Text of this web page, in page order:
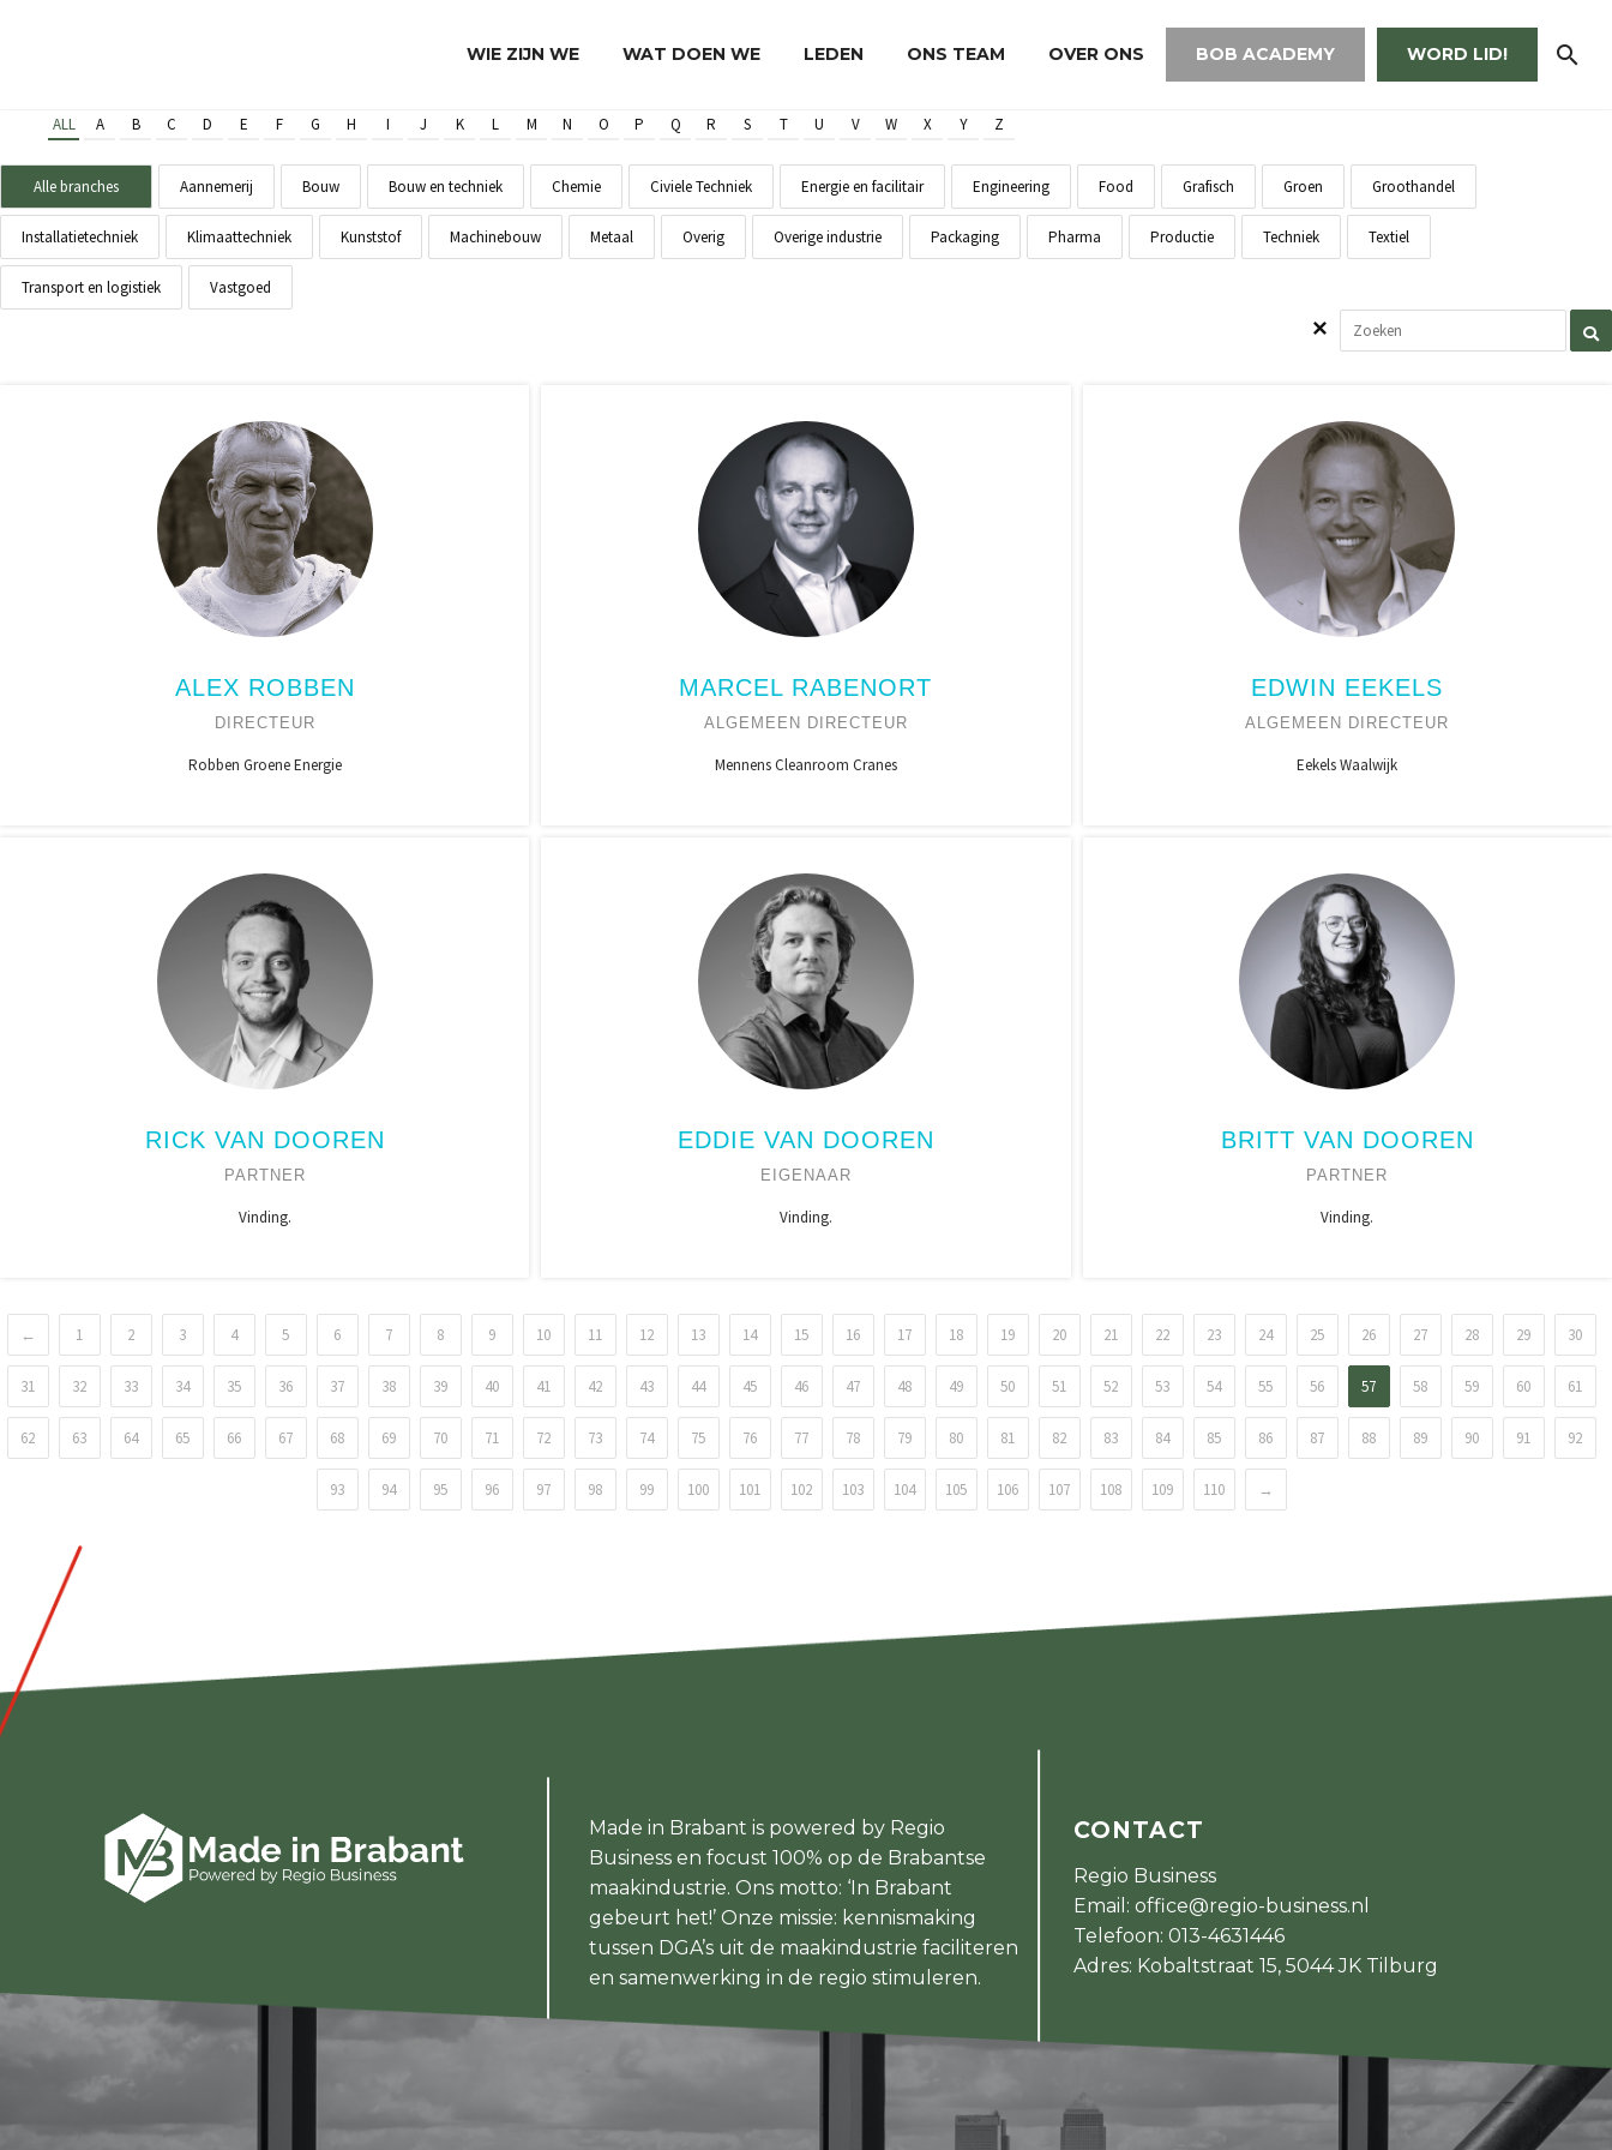
WIE ZIJN WE WAT DOEN WE LEDEN ONS TEAM OVER ONS BOB ACADEMY WORD LID!
ALL A B C D E F G H I J K L M N O P Q R S T U V W X Y Z
Alle branches Aannemerij Bouw Bouw en techniek Chemie Civiele Techniek Energie en facilitair Engineering Food Grafisch Groen Groothandel
Installatietechniek Klimaattechniek Kunststof Machinebouw Metaal Overig Overige industrie Packaging Pharma Productie Techniek Textiel
Transport en logistiek Vastgoed
ALEX ROBBEN
DIRECTEUR
Robben Groene Energie
MARCEL RABENORT
ALGEMEEN DIRECTEUR
Mennens Cleanroom Cranes
EDWIN EEKELS
ALGEMEEN DIRECTEUR
Eekels Waalwijk
RICK VAN DOOREN
PARTNER
Vinding.
EDDIE VAN DOOREN
EIGENAAR
Vinding.
BRITT VAN DOOREN
PARTNER
Vinding.
← 1 2 3 4 5 6 7 8 9 10 11 12 13 14 15 16 17 18 19 20 21 22 23 24 25 26 27 28 29 30
31 32 33 34 35 36 37 38 39 40 41 42 43 44 45 46 47 48 49 50 51 52 53 54 55 56 57 58 59 60 61
62 63 64 65 66 67 68 69 70 71 72 73 74 75 76 77 78 79 80 81 82 83 84 85 86 87 88 89 90 91 92
93 94 95 96 97 98 99 100 101 102 103 104 105 106 107 108 109 110 →
Made in Brabant is powered by Regio
Business en focust 100% op de Brabantse
maakindustrie. Ons motto: ‘In Brabant
gebeurt het!’ Onze missie: kennismaking
tussen DGA’s uit de maakindustrie faciliteren
en samenwerking in de regio stimuleren.
CONTACT
Regio Business
Email: office@regio-business.nl
Telefoon: 013-4631446
Adres: Kobaltstraat 15, 5044 JK Tilburg